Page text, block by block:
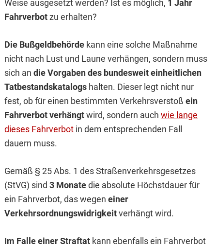
Weise ausgesetzt werden? Ist es möglich, 1 Jahr
Fahrverbotzu erhalten?
Die Bußgeldbehördekann eine solche Maßnahme
nicht nach Lust und Laune verhängen, sondern muss
sich an die Vorgaben des bundesweit einheitlichen
Tatbestandskatalogshalten. Dieser legt nicht nur
fest, ob für einen bestimmten Verkehrsverstoß ein
Fahrverbot verhängtwird, sondern auch wie lange
dieses Fahrverbotin dem entsprechenden Fall
dauern muss.
Gemäß § 25 Abs. 1 des Straßenverkehrsgesetzes
(StVG) sind 3 Monatedie absolute Höchstdauer für
ein Fahrverbot, das wegen einer
Verkehrsordnungswidrigkeitverhängt wird.
Im Falle einer Straftatkann ebenfalls ein Fahrverbot